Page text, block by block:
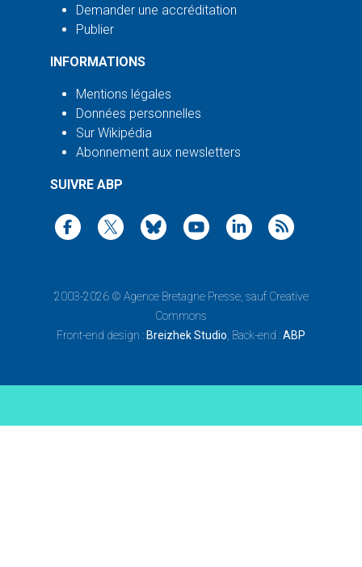
Demander une accréditation
Publier
INFORMATIONS
Mentions légales
Données personnelles
Sur Wikipédia
Abonnement aux newsletters
SUIVRE ABP
2003-2026 © Agence Bretagne Presse, sauf Creative
Commons
Front-end design : Breizhek Studio, Back-end :ABP